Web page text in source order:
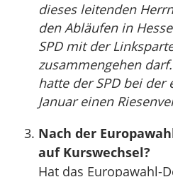
dieses leitenden
den Abläufen in
SPD mit der
zusammengehen
hatte der SPD bei der
Januar einen
Nach der
auf Kurswechsel?
Hat das Europawahl-